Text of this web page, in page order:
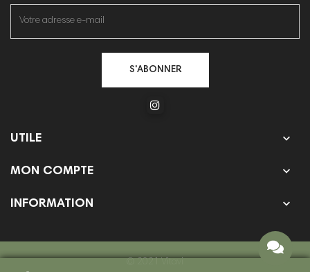
S'ABONNER
UTILE 
MON COMPTE 
INFORMATION 